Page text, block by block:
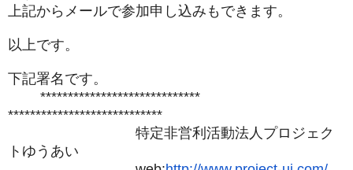
上記からメールで参加申し込みもできます。
以上です。
下記署名です。
*****************************
****************************
特定非営利活動法人プロジェク
トゆうあい